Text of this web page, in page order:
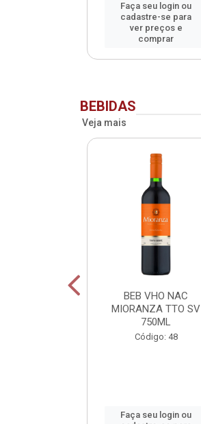
Faça seu login ou
cadastre-se para
ver preços e
comprar
BEBIDAS
Veja mais
BEB VHO NAC
MIORANZA TTO SV
750ML
Código: 48
Faça seu login ou